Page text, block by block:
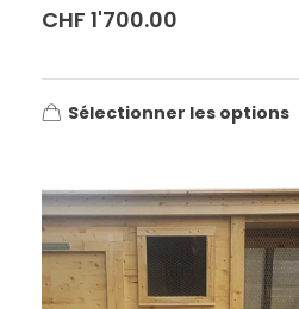
CHF 1'700.00
Sélectionner les options